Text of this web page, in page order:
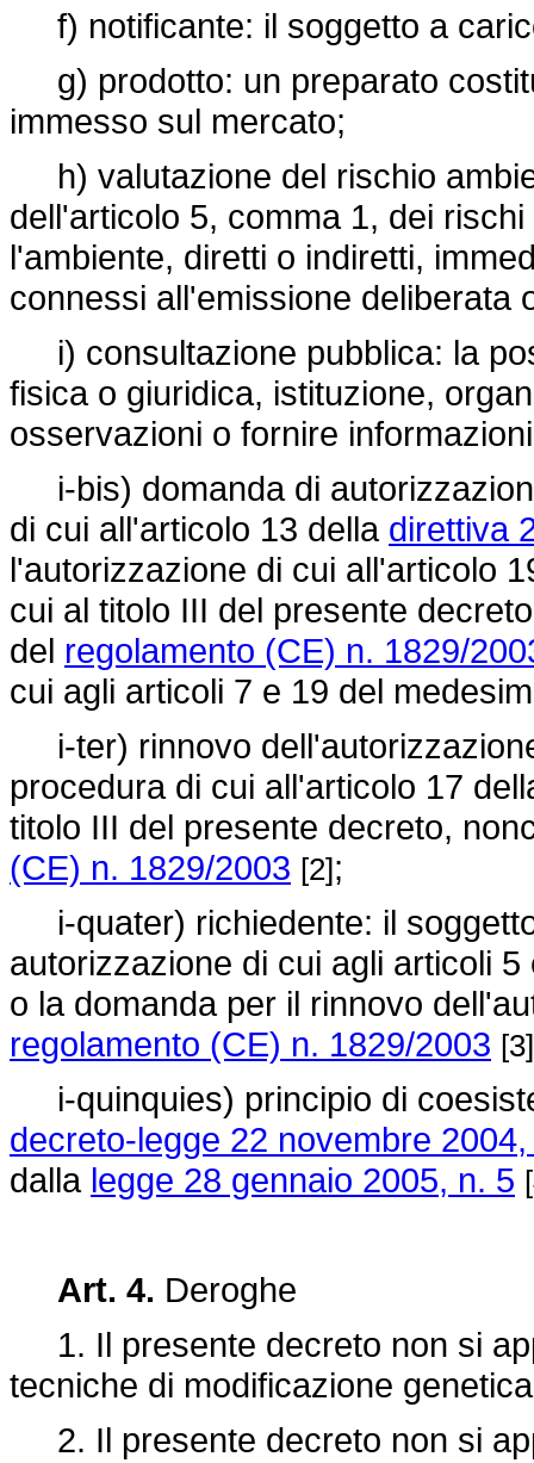
f) notificante: il soggetto a
g) prodotto: un preparato
immesso sul mercato;
h) valutazione del rischio
dell'articolo 5, comma 1, dei
l'ambiente, diretti o indiretti,
connessi all'emissione deliberata
i) consultazione pubblica: la
fisica o giuridica, istituzione,
osservazioni o fornire
i-bis) domanda di
di cui all'articolo 13 della direttiva
l'autorizzazione di cui all'articolo
cui al titolo III del presente
del regolamento (CE) n. 1829/
cui agli articoli 7 e 19 del
i-ter) rinnovo
procedura di cui all'articolo 17
titolo III del presente decreto,
(CE) n. 1829/2003 [2];
i-quater) richiedente: il
autorizzazione di cui agli articoli
o la domanda per il rinnovo
regolamento (CE) n. 1829/2003 [3]
i-quinquies) principio di
decreto-legge 22 novembre
dalla legge 28 gennaio 2005, n. 5
Art. 4. Deroghe
1. Il presente decreto non si
tecniche di modificazione
2. Il presente decreto non si